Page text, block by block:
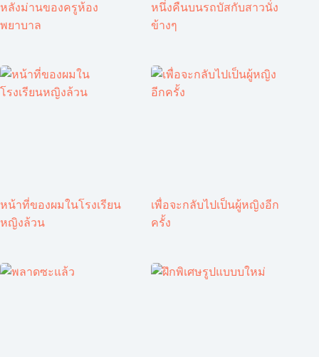
หลังม่านของครูห้อง
พยาบาล
หนึ่งคืนบนรถบัสกับสาวนั่ง
ข้างๆ
หน้าที่ของผมในโรงเรียน
หญิงล้วน
เพื่อจะกลับไปเป็นผู้หญิงอีก
ครั้ง